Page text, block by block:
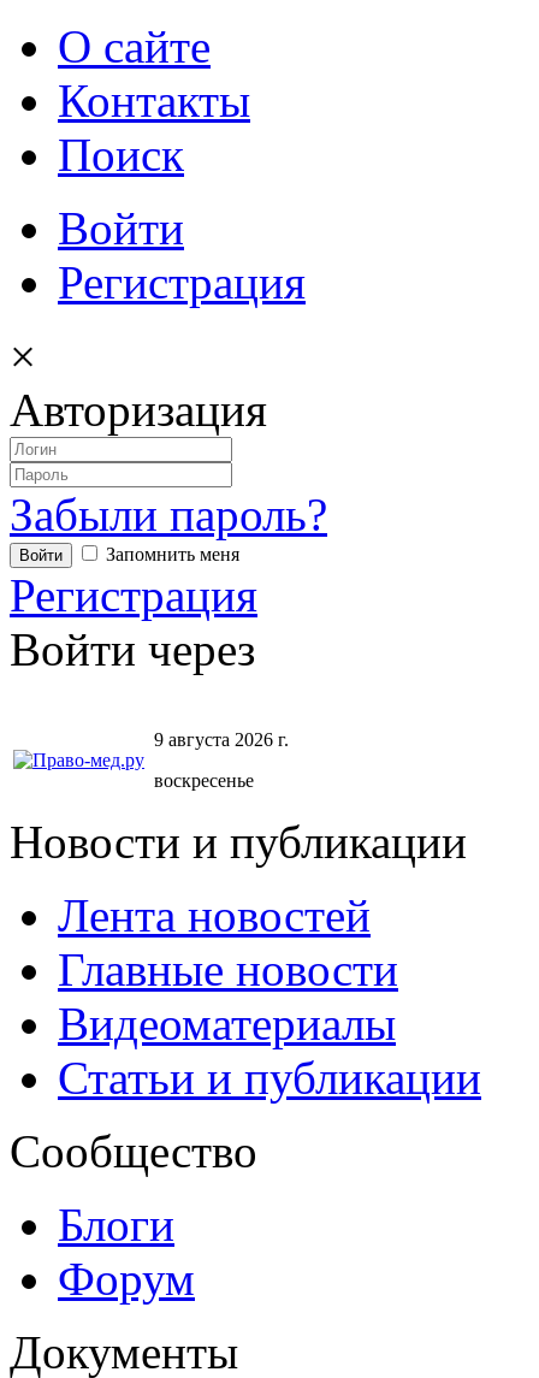
О сайте
Контакты
Поиск
Войти
Регистрация
×
Авторизация
Забыли пароль?
Запомнить меня
Регистрация
Войти через
9 августа 2026 г.
воскресенье
Новости и публикации
Лента новостей
Главные новости
Видеоматериалы
Статьи и публикации
Сообщество
Блоги
Форум
Документы